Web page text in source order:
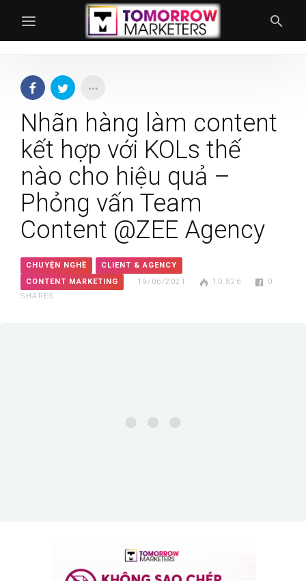
Nhãn hàng làm content
kết hợp với KOLs thế
nào cho hiệu quả –
Phỏng vấn Team
Content @ZEE Agency
CHUYỆN NGHỀ
CLIENT & AGENCY
CONTENT MARKETING
19/06/2021 10.826
0
SHARES